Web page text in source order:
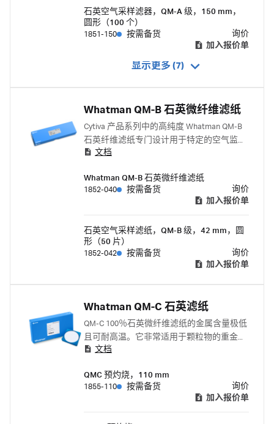
石英空气采样滤器，QM-A 级，150 mm，
圆形（100 个）
1851-150
按需备货
询价
加入报价单
显示更多 (7)
Whatman QM-B 石英微纤维滤纸
Cytiva 产品系列中的高纯度 Whatman QM-B
石英纤维滤纸专门设计用于特定的空气监测
应用。
文档
Whatman QM-B 石英微纤维滤纸
1852-040
按需备货
询价
加入报价单
石英空气采样滤纸，QM-B 级，42 mm，圆
形（50 片）
1852-042
按需备货
询价
加入报价单
Whatman QM-C 石英滤纸
QM-C 100％石英微纤维滤纸的金属含量极低
且可耐高温。它非常适用于颗粒物的重金属
分析以及空气监测仪中酸性气体、烟囱、烟
文档
QMC 预灼烧，110 mm
1855-110
按需备货
询价
加入报价单